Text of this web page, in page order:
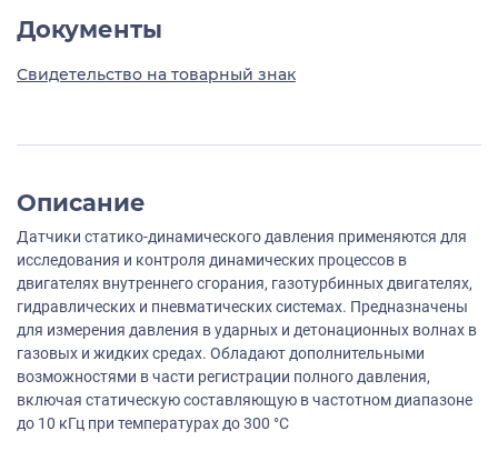
Документы
Свидетельство на товарный знак
Описание
Датчики статико-динамического давления применяются для
исследования и контроля динамических процессов в
двигателях внутреннего сгорания, газотурбинных двигателях,
гидравлических и пневматических системах. Предназначены
для измерения давления в ударных и детонационных волнах в
газовых и жидких средах. Обладают дополнительными
возможностями в части регистрации полного давления,
включая статическую составляющую в частотном диапазоне
до 10 кГц при температурах до 300 °С